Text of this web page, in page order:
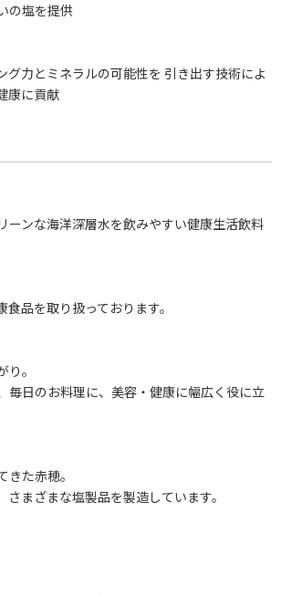
の塩を提供
グ力とミネラルの可能性を 引き出す技術によ
康に貢献
ーンな海洋深層水を飲みやすい健康生活飲料
品を取り扱っております。
。
毎日のお料理に、美容・健康に幅広く役に立
た赤穂。
まざまな塩製品を製造しています。